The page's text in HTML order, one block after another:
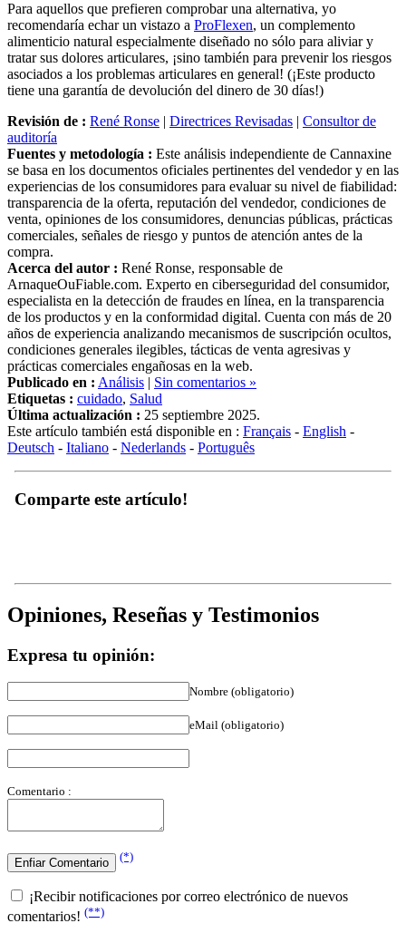
recomendaría echar un vistazo aProFlexen , un complemento
alimenticio natural especialmente diseñado no sólo para aliviar y
tratar sus dolores articulares, ¡sino también para prevenir los riesgos
asociados a los problemas articulares en general! (¡Este producto
tiene una garantía de devolución del dinero de 30 días!)
auditoría
Fuentes y metodología :
se basa en los documentos oficiales pertinentes del vendedor y en las
experiencias de los consumidores para evaluar su nivel de fiabilidad:
transparencia de la oferta, reputación del vendedor, condiciones de
venta, opiniones de los consumidores, denuncias públicas, prácticas
comerciales, señales de riesgo y puntos de atención antes de la
compra.
Acerca del autor :
ArnaqueOuFiable.com. Experto en ciberseguridad del consumidor,
especialista en la detección de fraudes en línea, en la transparencia
de los productos y en la conformidad digital. Cuenta con más de 20
años de experiencia analizando mecanismos de suscripción ocultos,
condiciones generales ilegibles, tácticas de venta agresivas y
prácticas comerciales engañosas en la web.
Publicado en :Análisis|Sin comentarios »
Etiquetas : cuidado,Salud
Última actualización :25 septiembre 2025.
Este artículo también está disponible en :Français
Deutsch-Italiano-Nederlands-Português
comentarios!(**)